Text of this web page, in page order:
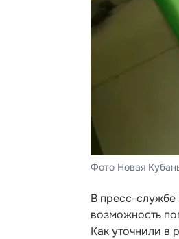
Фото Новая
В пресс-службе
возможность
Как уточнили в